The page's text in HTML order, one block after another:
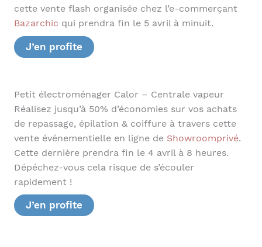
cette vente flash organisée chez l’e-commerçant
Bazarchic qui prendra fin le 5 avril à minuit.
J’en profite
Petit électroménager Calor – Centrale vapeur
Réalisez jusqu’à 50% d’économies sur vos achats
de repassage, épilation & coiffure à travers cette
vente événementielle en ligne de Showroomprivé.
Cette dernière prendra fin le 4 avril à 8 heures.
Dépéchez-vous cela risque de s’écouler
rapidement !
J’en profite